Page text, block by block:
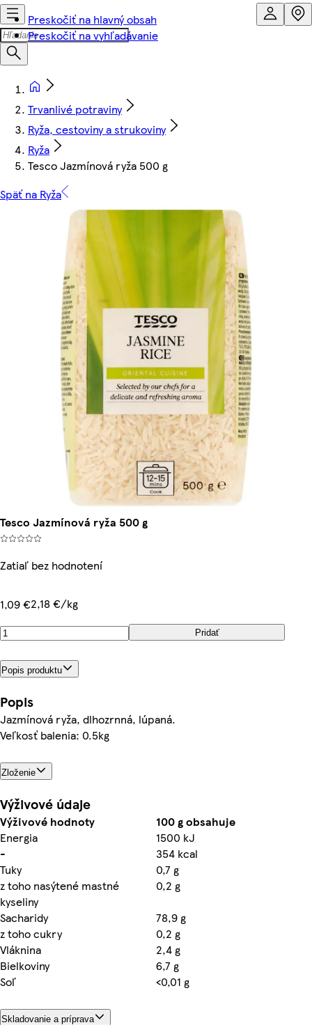
Preskočiť na hlavný obsah
Preskočiť na vyhľadávanie
Trvanlivé potraviny
Ryža, cestoviny a strukoviny
Ryža
Tesco Jazmínová ryža 500 g
Späť na Ryža
Tesco Jazmínová ryža 500 g
Zatiaľ bez hodnotení
1,09 €2,18 €/kg
Pridať
Popis produktu
Popis
Jazmínová ryža, dlhozrnná, lúpaná.
Veľkosť balenia: 0.5kg
Zloženie
Výživové údaje
Výživové hodnoty
100 g obsahuje
Energia
1500 kJ
-
354 kcal
Tuky
0,7 g
z toho nasýtené mastné
kyseliny
0,2 g
Sacharidy
78,9 g
z toho cukry
0,2 g
Vláknina
2,4 g
Bielkoviny
6,7 g
Soľ
<0,01 g
Skladovanie a príprava